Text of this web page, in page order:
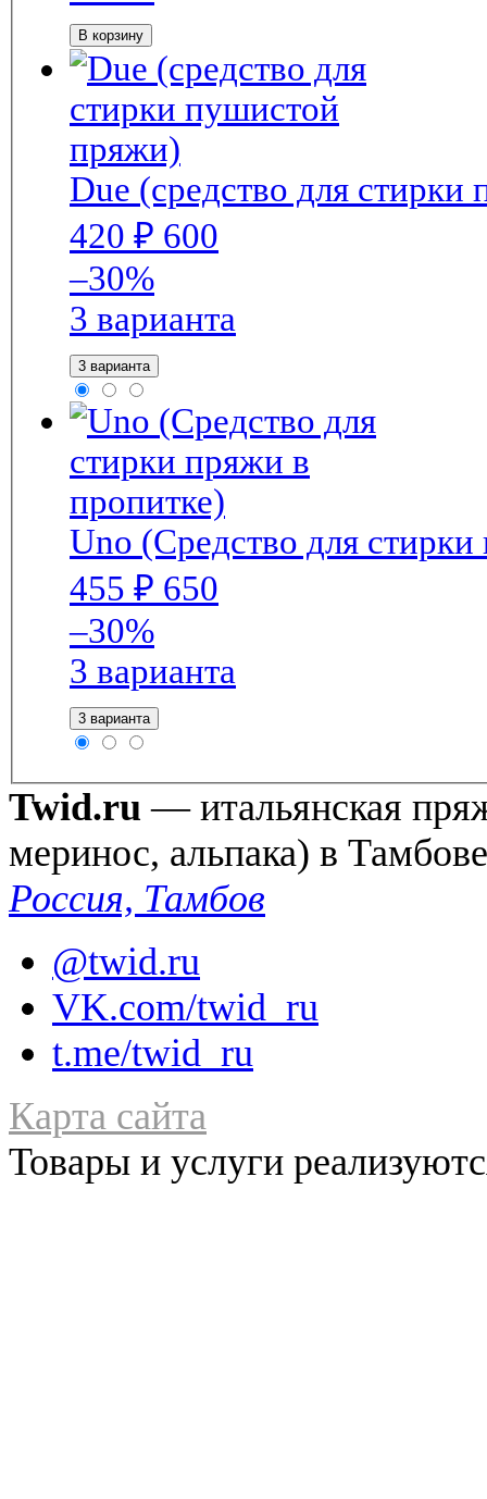
В корзину
Due (средство для
420 ₽ 600
–30%
3 варианта
3 варианта
Uno (Средство для
455 ₽ 650
–30%
3 варианта
3 варианта
Twid.ru — итальянская
меринос, альпака) в Тамбове
Россия, Тамбов
@twid.ru
VK.com/twid_ru
t.me/twid_ru
Карта сайта
Товары и услуги